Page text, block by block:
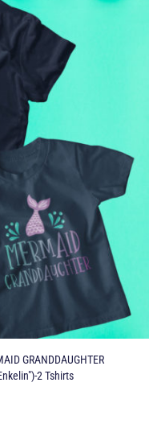
GRANDDAUGHTER
2 Tshirts